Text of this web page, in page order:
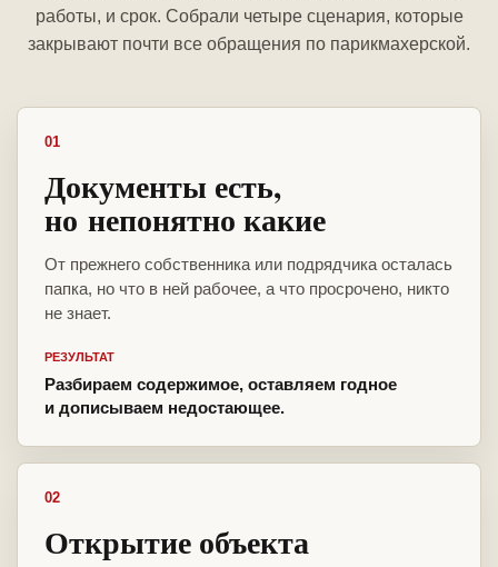
работы, и срок. Собрали четыре сценария, которые
закрывают почти все обращения по парикмахерской.
01
Документы есть,
но непонятно какие
От прежнего собственника или подрядчика осталась
папка, но что в ней рабочее, а что просрочено, никто
не знает.
РЕЗУЛЬТАТ
Разбираем содержимое, оставляем годное
и дописываем недостающее.
02
Открытие объекта